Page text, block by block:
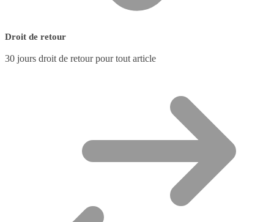
Droit de retour
30 jours droit de retour pour tout article